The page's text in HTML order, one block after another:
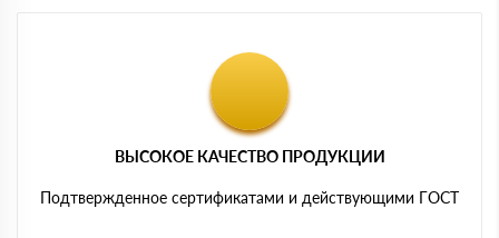
ВЫСОКОЕ КАЧЕСТВО ПРОДУКЦИИ
Подтвержденное сертификатами и действующими ГОСТ